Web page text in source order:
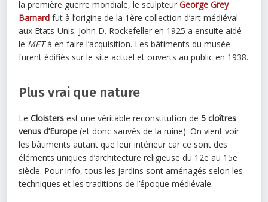
la première guerre mondiale, le sculpteurGeorge Grey
Barnard fut à l’origine de la 1ère collection d’art médiéval
aux Etats-Unis. John D. Rockefeller en 1925 a ensuite aidé
le METà en faire l’acquisition. Les bâtiments du musée
furent édifiés sur le site actuel et ouverts au public en 1938.
Plus vrai que nature
Le Cloisters est une véritable reconstitution de5 cloîtres
venus d’Europe (et donc sauvés de la ruine). On vient voir
les bâtiments autant que leur intérieur car ce sont des
éléments uniques d’architecture religieuse du 12e au 15e
siècle. Pour info, tous les jardins sont aménagés selon les
techniques et les traditions de l’époque médiévale.